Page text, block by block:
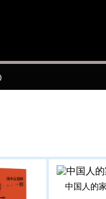
中国人的